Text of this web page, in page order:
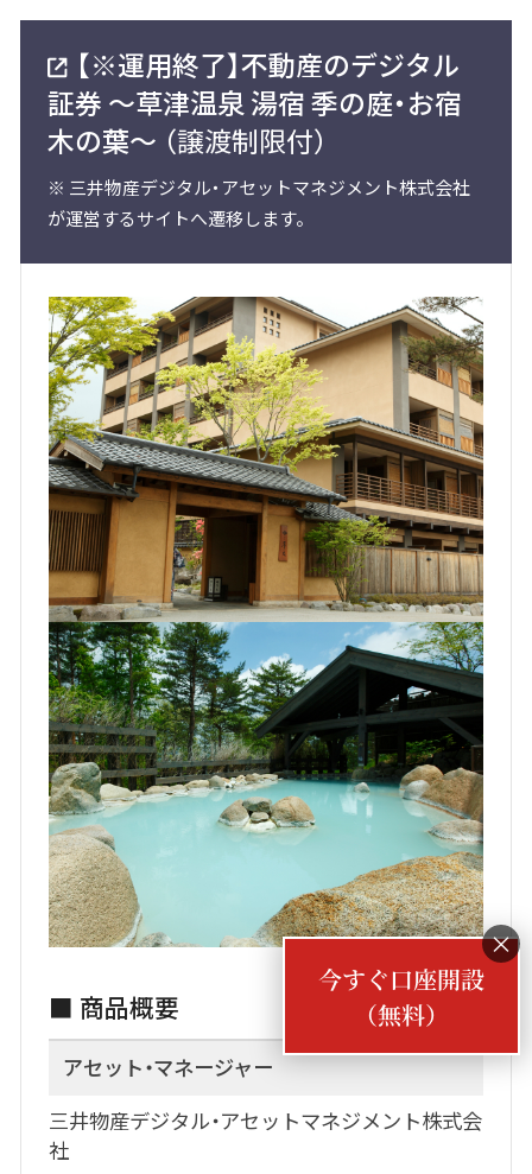
×
【※運用終了】不動産のデジタル
証券 〜草津温泉 湯宿 季の庭・お宿
木の葉〜 （譲渡制限付）
※ 三井物産デジタル・アセットマネジメント株式会社
が運営するサイトへ遷移します。
■ 商品概要
アセット・マネージャー
三井物産デジタル・アセットマネジメント株式会
社